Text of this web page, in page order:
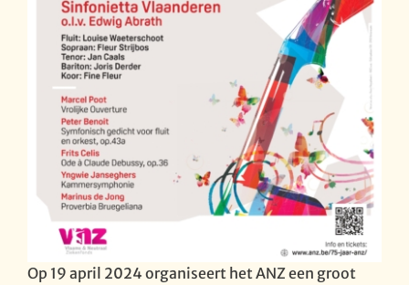
Op 19 april 2024 organiseert het ANZ een groot